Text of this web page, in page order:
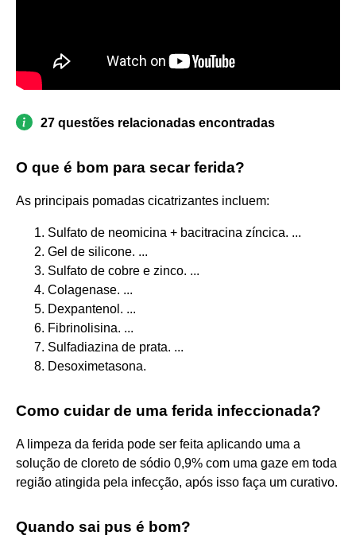
27 questões relacionadas encontradas
O que é bom para secar ferida?
As principais pomadas cicatrizantes incluem:
Sulfato de neomicina + bacitracina zíncica. ...
Gel de silicone. ...
Sulfato de cobre e zinco. ...
Colagenase. ...
Dexpantenol. ...
Fibrinolisina. ...
Sulfadiazina de prata. ...
Desoximetasona.
Como cuidar de uma ferida infeccionada?
A limpeza da ferida pode ser feita aplicando uma a
solução de cloreto de sódio 0,9% com uma gaze em toda
região atingida pela infecção, após isso faça um curativo.
Quando sai pus é bom?